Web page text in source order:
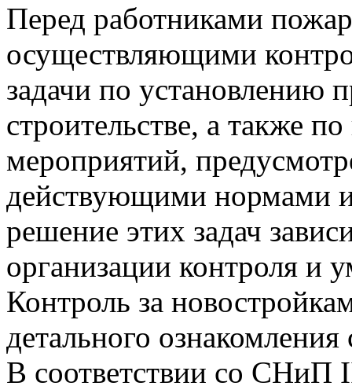
Перед работниками
осуществляющими
задачи по установлению
строительстве, а также
мероприятий,
действующими нормами
решение этих задач
организации контроля и
Контроль за
детального
В соответствии со СНиП